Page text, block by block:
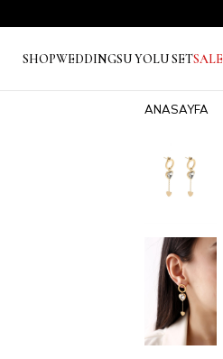
SHOPWEDDINGSU YOLU SETSALE
ANASAYFA